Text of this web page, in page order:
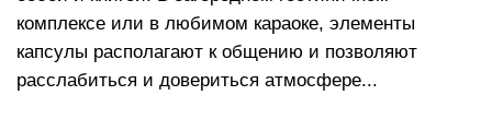
*Внутренняя отделка из мягкого велюра,
максимально подобранного в цвет основного
материала*